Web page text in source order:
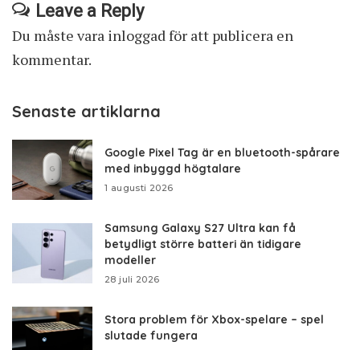
Leave a Reply
Du måste vara inloggadför att publicera en
kommentar.
Senaste artiklarna
Google Pixel Tag är en bluetooth-spårare
med inbyggd högtalare
1 augusti 2026
Samsung Galaxy S27 Ultra kan få
betydligt större batteri än tidigare
modeller
28 juli 2026
Stora problem för Xbox-spelare – spel
slutade fungera